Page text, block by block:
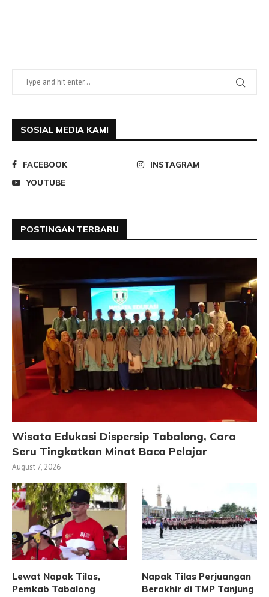
SOSIAL MEDIA KAMI
FACEBOOK
INSTAGRAM
YOUTUBE
POSTINGAN TERBARU
Wisata Edukasi Dispersip Tabalong, Cara
Seru Tingkatkan Minat Baca Pelajar
August 7, 2026
Lewat Napak Tilas,
Pemkab Tabalong
Napak Tilas Perjuangan
Berakhir di TMP Tanjung